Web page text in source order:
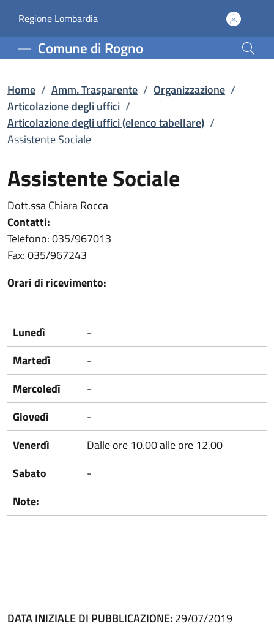
Assistente Sociale |
Regione Lombardia(apre in un'altra scheda).
Comune di Rogno
Home / Amm. Trasparente / Organizzazione /
Articolazione degli uffici /
Articolazione degli uffici (elenco tabellare) /
Assistente Sociale
Assistente Sociale
Dott.ssa Chiara Rocca
Contatti:
Telefono: 035/967013
Fax: 035/967243
Orari di ricevimento:
Lunedì
-
Martedì
-
Mercoledì
-
Giovedì
-
Venerdì
Dalle ore 10.00 alle ore 12.00
Sabato
-
Note:
DATA INIZIALE DI PUBBLICAZIONE:29/07/2019